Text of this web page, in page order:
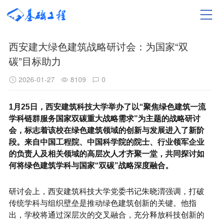
西安建大绿色建筑战略研讨会：为国家“双
碳”目标助力
2026-01-27 8109 0
1月25日，西安建筑科技大学举办了以“聚焦绿色建筑一流
学科链群服务国家双碳重大战略需求”为主题的战略研讨
会，标志着该校在绿色建筑领域的创新与发展进入了新阶
段。来自中国工程院、中国科学院的院士、行业领军企业
的负责人及相关领域的高层次人才齐聚一堂，共同探讨如
何将绿色建筑学科与国家“双碳”战略深度融合。
研讨会上，西安建筑科技大学党委书记朱晓渭强调，打破
传统学科与组织壁垒是推动绿色建筑创新的关键。他指
出，学校将通过深层次的交叉融合，充分释放科技创新的